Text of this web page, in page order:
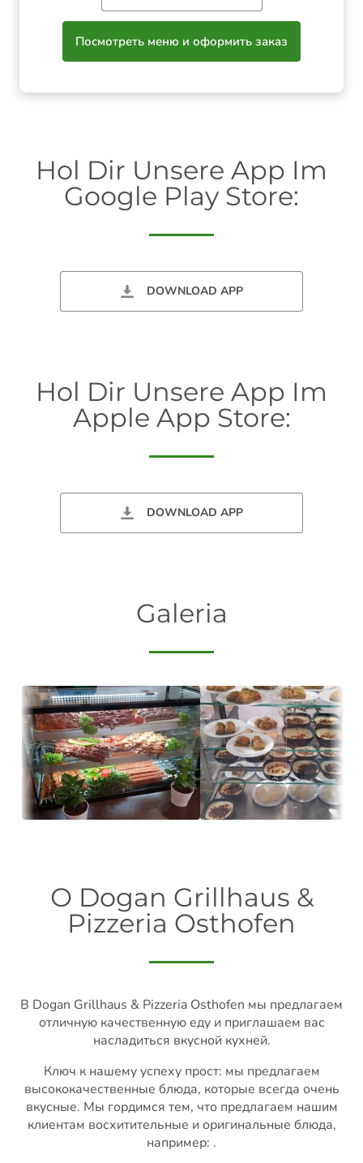
Посмотреть меню и оформить заказ
Hol Dir Unsere App Im
Google Play Store:
DOWNLOAD APP
Hol Dir Unsere App Im
Apple App Store:
DOWNLOAD APP
Galeria
О Dogan Grillhaus &
Pizzeria Osthofen
В Dogan Grillhaus & Pizzeria Osthofen мы предлагаем
отличную качественную еду и приглашаем вас
насладиться вкусной кухней.
Ключ к нашему успеху прост: мы предлагаем
высококачественные блюда, которые всегда очень
вкусные. Мы гордимся тем, что предлагаем нашим
клиентам восхитительные и оригинальные блюда,
например: .